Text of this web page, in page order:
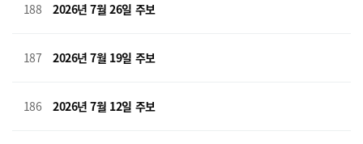
188 2026년 7월 26일 주보
187 2026년 7월 19일 주보
186 2026년 7월 12일 주보